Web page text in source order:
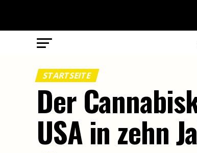
STARTSEITE
Der
USA in zehn